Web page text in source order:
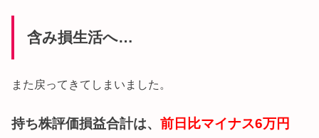
含み損生活へ…
また戻ってきてしまいました。
持ち株評価損益合計は、前日比マイナス6万円